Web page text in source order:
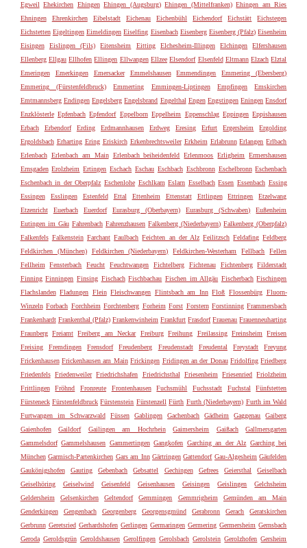
Egweil Ehekirchen Ehingen Ehingen (Augsburg) Ehingen (Mittelfranken) Ehingen am Ries
Ehningen
Ehrenkirchen Eibelstadt Eichenau Eichenbühl Eichendorf Eichstätt
Eichstegen
Eichstetten Eigeltingen Eimeldingen Eiselfing Eisenbach Eisenberg Eisenberg (Pfalz) Eisenheim
Eisingen
Eislingen (Fils) Eitensheim Eitting Elchesheim-Illingen Elchingen
Elfershausen
Ellenberg Ellgau Ellhofen Ellingen Ellwangen Ellzee Elsendorf Elsenfeld Eltmann Elzach Elztal
Emeringen
Emerkingen Emersacker Emmelshausen Emmendingen
Emmering (Ebersberg)
Emmering (Fürstenfeldbruck)
Emmerting Emmingen-Liptingen Empfingen
Emskirchen
Emtmannsberg Endingen Engelsberg Engelsbrand Engelthal Engen Engstingen Eningen Ensdorf
Enzklösterle Epfenbach Epfendorf Eppelborn Eppelheim Eppenschlag Eppingen Eppishausen
Erbach
Erbendorf Erding Erdmannhausen Erdweg Eresing Erfurt Ergersheim
Ergolding
Ergoldsbach Erharting Ering Eriskirch Erkenbrechtsweiler Erkheim Erlabrunn Erlangen Erlbach
Erlenbach Erlenbach am Main Erlenbach beiheidenfeld Erlenmoos Erligheim
Ermershausen
Ernsgaden Erolzheim Ertingen Eschach Eschau Eschbach Eschbronn Eschelbronn Eschenbach
Eschenbach in der Oberpfalz Eschenlohe Eschlkam Eslarn Esselbach Essen Essenbach Essing
Essingen
Esslingen Estenfeld Ettal Ettenheim Ettenstatt Ettlingen Ettringen
Etzelwang
Etzenricht
Euerbach Euerdorf Eurasburg (Oberbayern) Eurasburg (Schwaben)
Eußenheim
Eutingen im Gäu Fahrenbach Fahrenzhausen Falkenberg (Niederbayern) Falkenberg (Oberpfalz)
Falkenfels Falkenstein Farchant Faulbach Feichten an der Alz Feilitzsch Feldafing Feldberg
Feldkirchen (München)
Feldkirchen (Niederbayern) Feldkirchen-Westerham Fellbach
Fellen
Fellheim
Fensterbach Feucht Feuchtwangen Fichtelberg Fichtenau Fichtenberg
Filderstadt
Finning Finningen Finsing Fischach Fischbachau Fischen im Allgäu Fischerbach Fischingen
Flachslanden Fladungen Flein Fleischwangen Flintsbach am Inn Floß Flossenbürg Fluorn-
Winzeln Forbach Forchheim Forchtenberg Forheim Forst Forstern Forstinning Frammersbach
Frankenhardt Frankenthal (Pfalz) Frankenwinheim Frankfurt Frasdorf Frauenau Frauenneuharting
Fraunberg Freiamt Freiberg am Neckar Freiburg Freihung Freilassing Freinsheim
Freisen
Freising
Fremdingen Frensdorf Freudenberg Freudenstadt Freudental Freystadt
Freyung
Frickenhausen Frickenhausen am Main Frickingen Fridingen an der Donau Fridolfing Friedberg
Friedenfels Friedenweiler Friedrichshafen Friedrichsthal Friesenheim Friesenried Friolzheim
Frittlingen
Fröhnd Fronreute Frontenhausen Fuchsmühl Fuchsstadt Fuchstal
Fünfstetten
Fürsteneck Fürstenfeldbruck Fürstenstein Fürstenzell Fürth Furth (Niederbayern) Furth im Wald
Furtwangen im Schwarzwald
Füssen Gablingen Gachenbach Gädheim Gaggenau
Gaiberg
Gaienhofen
Gaildorf Gailingen am Hochrhein Gaimersheim Gaißach
Gallmersgarten
Gammelsdorf Gammelshausen Gammertingen Gangkofen Garching an der Alz Garching bei
München Garmisch-Partenkirchen Gars am Inn Gärtringen Gattendorf Gau-Algesheim Gäufelden
Gaukönigshofen
Gauting Gebenbach Gebsattel Gechingen Gefrees Geiersthal
Geiselbach
Geiselhöring
Geiselwind Geisenfeld Geisenhausen Geisingen Geislingen
Gelchsheim
Geldersheim
Gelsenkirchen Geltendorf Gemmingen Gemmrigheim
Gemünden am Main
Genderkingen
Gengenbach Georgenberg Georgensgmünd Gerabronn Gerach
Geratskirchen
Gerbrunn Geretsried Gerhardshofen Gerlingen Germaringen Germering Germersheim Gernsbach
Geroda Geroldsgrün Geroldshausen Gerolfingen Gerolsbach Gerolstein Gerolzhofen Gersheim